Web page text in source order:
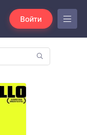
Войти